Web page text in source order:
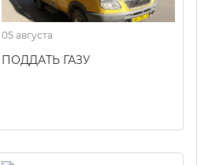
05 августа
ПОДДАТЬ ГАЗУ